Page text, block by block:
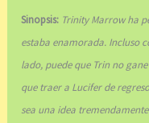
Sinopsis: Trinity Marrow ha
estaba enamorada. Incluso
lado, puede que Trin no
que traer a Lucifer de
sea una idea